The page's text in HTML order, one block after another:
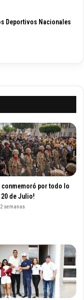
Deportivos Nacionales
conmemoró por todo lo
de Julio!
semanas